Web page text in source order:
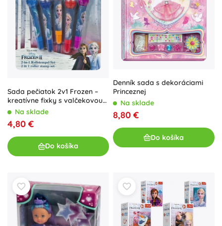
Sada pečiatok 2v1 Frozen –
kreatívne fixky s valčekovou
pečiatkou
Na sklade
4,80 €
Do košíka
Denník sada s dekoráciami
Princeznej
Na sklade
8,80 €
Do košíka